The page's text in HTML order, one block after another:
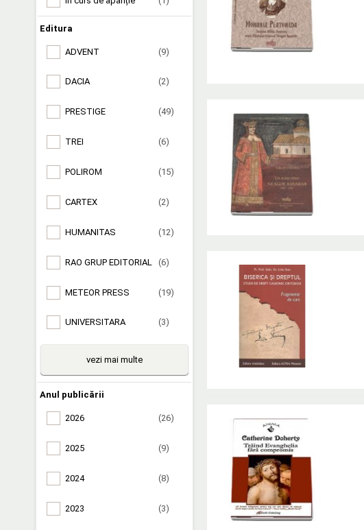
Editura
ADVENT (9)
DACIA (2)
PRESTIGE (49)
TREI (6)
POLIROM (15)
CARTEX (2)
HUMANITAS (12)
RAO GRUP EDITORIAL (6)
METEOR PRESS (19)
UNIVERSITARA (3)
vezi mai multe
Anul publicării
2026 (26)
2025 (9)
2024 (8)
2023 (3)